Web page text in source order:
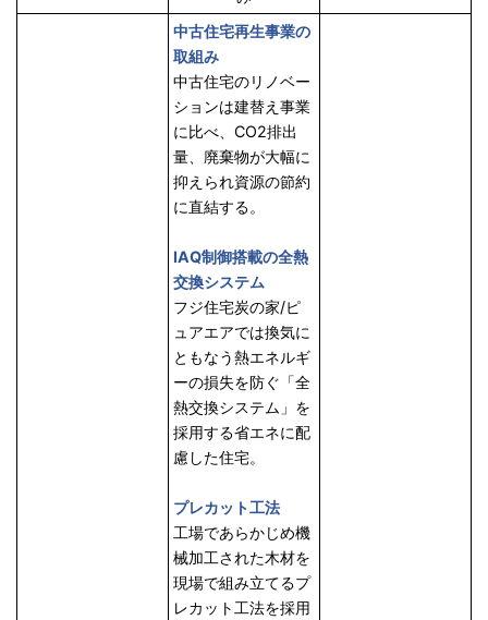
中古住宅再生事業の
取組み
中古住宅のリノベー
ションは建替え事業
に比べ、CO2排出
量、廃棄物が大幅に
抑えられ資源の節約
に直結する。
IAQ制御搭載の全熱
交換システム
フジ住宅炭の家/ピ
ュアエアでは換気に
ともなう熱エネルギ
ーの損失を防ぐ「全
熱交換システム」を
採用する省エネに配
慮した住宅。
プレカット工法
工場であらかじめ機
械加工された木材を
現場で組み立てるプ
レカット工法を採用